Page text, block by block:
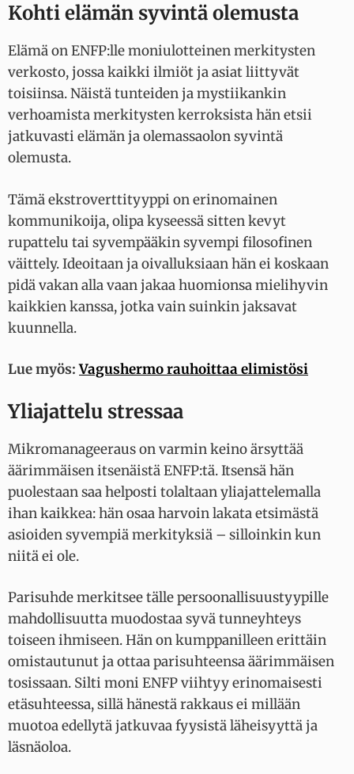
Kohti elämän syvintä olemusta
Elämä on ENFP:lle moniulotteinen merkitysten
verkosto, jossa kaikki ilmiöt ja asiat liittyvät
toisiinsa. Näistä tunteiden ja mystiikankin
verhoamista merkitysten kerroksista hän etsii
jatkuvasti elämän ja olemassaolon syvintä
olemusta.
Tämä ekstroverttityyppi on erinomainen
kommunikoija, olipa kyseessä sitten kevyt
rupattelu tai syvempääkin syvempi filosofinen
väittely. Ideoitaan ja oivalluksiaan hän ei koskaan
pidä vakan alla vaan jakaa huomionsa mielihyvin
kaikkien kanssa, jotka vain suinkin jaksavat
kuunnella.
Lue myös:Vagushermo rauhoittaa elimistösi
Yliajattelu stressaa
Mikromanageeraus on varmin keino ärsyttää
äärimmäisen itsenäistä ENFP:tä. Itsensä hän
puolestaan saa helposti tolaltaan yliajattelemalla
ihan kaikkea: hän osaa harvoin lakata etsimästä
asioiden syvempiä merkityksiä – silloinkin kun
niitä ei ole.
Parisuhde merkitsee tälle persoonallisuustyypille
mahdollisuutta muodostaa syvä tunneyhteys
toiseen ihmiseen. Hän on kumppanilleen erittäin
omistautunut ja ottaa parisuhteensa äärimmäisen
tosissaan. Silti moni ENFP viihtyy erinomaisesti
etäsuhteessa, sillä hänestä rakkaus ei millään
muotoa edellytä jatkuvaa fyysistä läheisyyttä ja
läsnäoloa.